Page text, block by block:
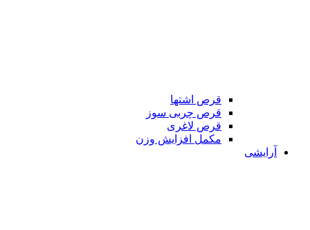
قرص اشتها
قرص چربی سوز
قرص لاغری
مکمل افزایش وزن
آرایشی